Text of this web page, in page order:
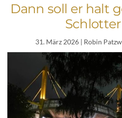
Dann soll er halt
31. März 2026 | Robin